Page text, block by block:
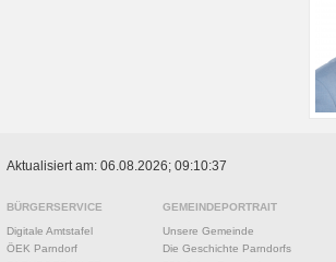
Aktualisiert am: 06.08.2026; 09:10:37
BÜRGERSERVICE
Digitale Amtstafel
ÖEK Parndorf
GEMEINDEPORTRAIT
Unsere Gemeinde
Die Geschichte Parndorfs